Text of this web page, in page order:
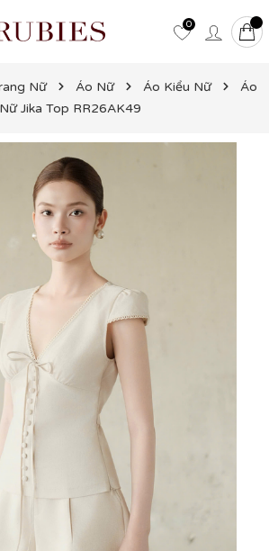
0
Nữ Áo Nữ Áo Kiểu Nữ
Áo
Jika Top RR26AK49